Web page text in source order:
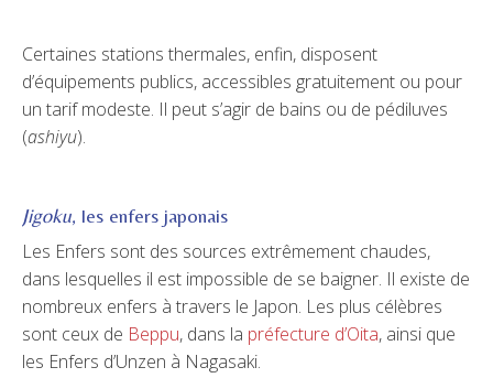
Certaines stations thermales, enfin, disposent
d’équipements publics, accessibles gratuitement ou pour
un tarif modeste. Il peut s’agir de bains ou de pédiluves
(ashiyu).
Jigoku, les enfers japonais
Les Enfers sont des sources extrêmement chaudes,
dans lesquelles il est impossible de se baigner. Il existe de
nombreux enfers à travers le Japon. Les plus célèbres
sont ceux de Beppu, dans la préfecture d’Oita, ainsi que
les Enfers d’Unzen à Nagasaki.